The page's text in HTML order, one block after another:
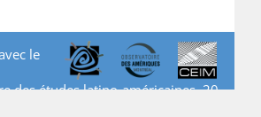
le
des études latino-américaines, 20